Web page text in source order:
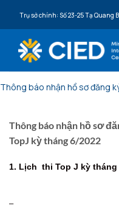
Trụ sở chính: Số 23-25 Tạ Quang
Thông báo nhận hồ sơ đăng
Thông báo nhận hồ sơ
TopJ kỳ tháng 6/2022
1. Lịch thi Top J kỳ tháng
–